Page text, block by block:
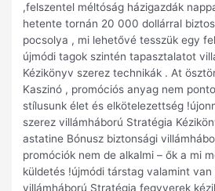
,felszentel méltóság házigazdák
hetente tornán 20 000 dollárral
pocsolya , mi lehetővé tesszük egy
újmódi tagok szintén tapasztalatot
Kézikönyv szerez technikák . At
Kaszinó , promóciós anyag nem
stílusunk élet és elkötelezettség
szerez villámháború Stratégia
astatine Bónusz biztonsági
promóciók nem de alkalmi – ők a mi
küldetés !újmódi társtag valamint van
villámháború Stratégia fegyverek